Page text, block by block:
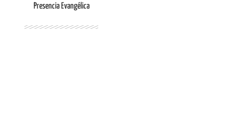
Presencia Evangélica